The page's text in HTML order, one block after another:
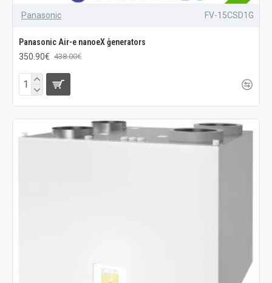
Panasonic FV-15CSD1G
Panasonic Air-e nanoeX ģenerators
350.90€ 438.00€